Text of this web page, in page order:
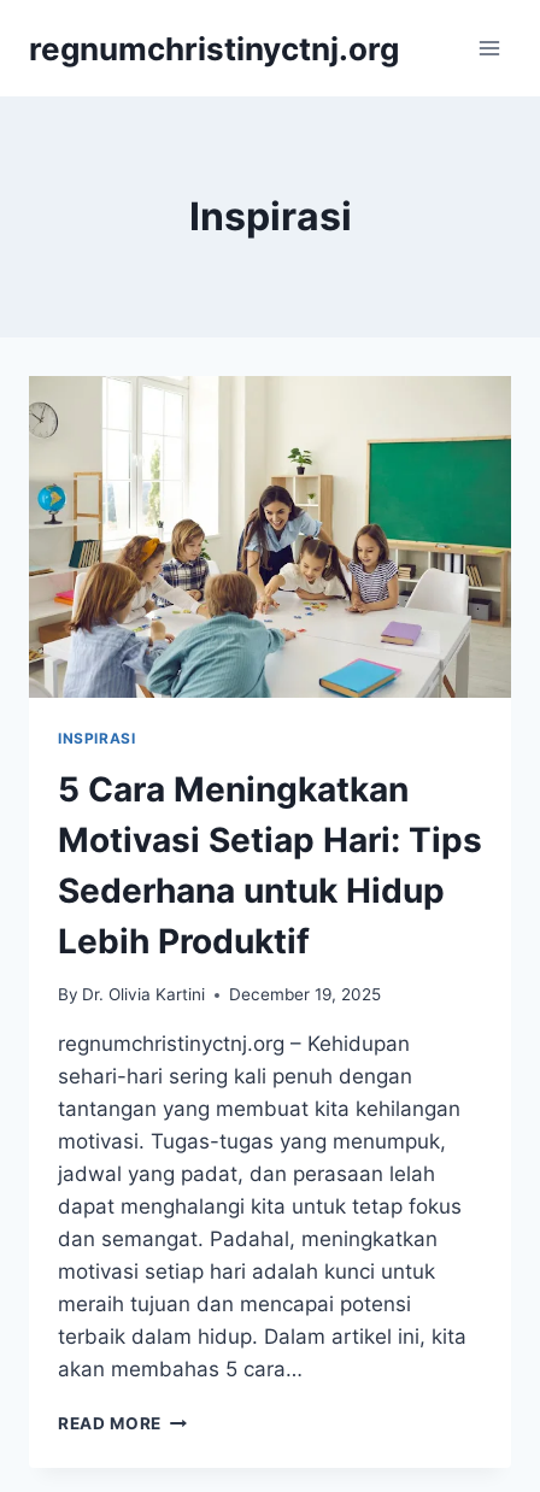
regnumchristinyctnj.org
Inspirasi
INSPIRASI
5 Cara Meningkatkan
Motivasi Setiap Hari: Tips
Sederhana untuk Hidup
Lebih Produktif
By Dr. Olivia Kartini December 19, 2025
regnumchristinyctnj.org – Kehidupan
sehari-hari sering kali penuh dengan
tantangan yang membuat kita kehilangan
motivasi. Tugas-tugas yang menumpuk,
jadwal yang padat, dan perasaan lelah
dapat menghalangi kita untuk tetap fokus
dan semangat. Padahal, meningkatkan
motivasi setiap hari adalah kunci untuk
meraih tujuan dan mencapai potensi
terbaik dalam hidup. Dalam artikel ini, kita
akan membahas 5 cara…
READ MORE